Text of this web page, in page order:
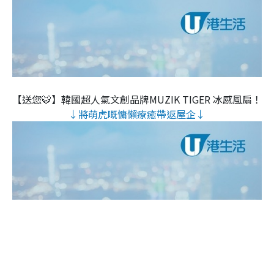
【送您🐯】韓國超人氣文創品牌MUZIK TIGER 冰感風扇！
↓將萌虎嘅慵懶療癒帶返屋企↓